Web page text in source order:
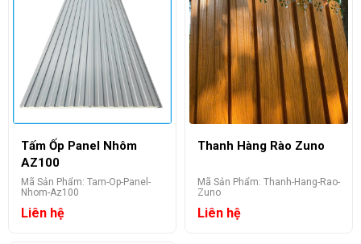
Tấm Ốp Panel Nhôm
AZ100
Mã Sản Phẩm: Tam-Op-Panel-
Nhom-Az100
Liên hệ
Thanh Hàng Rào Zuno
Mã Sản Phẩm: Thanh-Hang-Rao-
Zuno
Liên hệ